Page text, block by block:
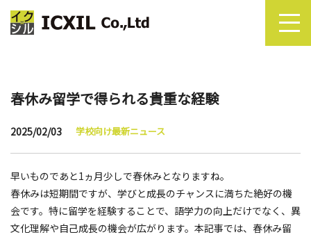
春休み留学で得られる貴重な経験
2025/02/03 学校向け最新ニュース
早いものであと1ヵ月少しで春休みとなりますね。
春休みは短期間ですが、学びと成長のチャンスに満ちた絶好の機
会です。特に留学を経験することで、語学力の向上だけでなく、異
文化理解や自己成長の機会が広がります。本記事では、春休み留